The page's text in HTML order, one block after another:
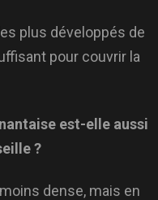
plus développés de
pour couvrir la
est-elle aussi
?
dense, mais en